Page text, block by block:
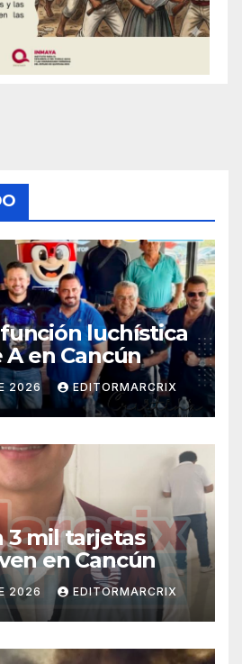
luchística
en Cancún
2026 EDITORMARCRIX
3 mil tarjetas
en Cancún
2026 EDITORMARCRIX